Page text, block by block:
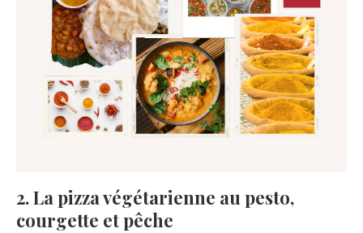
2. La pizza végétarienne au pesto,
courgette et pêche